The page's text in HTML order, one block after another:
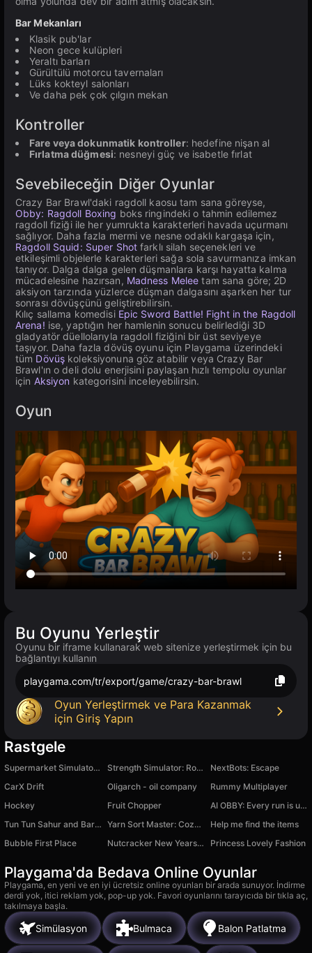
Bar Mekanları
Klasik pub'lar
Neon gece kulüpleri
Yeraltı barları
Gürültülü motorcu tavernaları
Lüks kokteyl salonları
Ve daha pek çok çılgın mekan
Kontroller
Fare veya dokunmatik kontroller: hedefine nişan al
Fırlatma düğmesi: nesneyi güç ve isabetle fırlat
Sevebileceğin Diğer Oyunlar
Crazy Bar Brawl'daki ragdoll kaosu tam sana göreyse,
Obby: Ragdoll Boxing boks ringindeki o tahmin edilemez
ragdoll fiziği ile her yumrukta karakterleri havada uçurmanı
sağlıyor. Daha fazla mermi ve nesne odaklı kargaşa için,
Ragdoll Squid: Super Shot farklı silah seçenekleri ve
etkileşimli objelerle karakterleri sağa sola savurmanıza imkan
tanıyor. Dalga dalga gelen düşmanlara karşı hayatta kalma
mücadelesine hazırsan, Madness Melee tam sana göre; 2D
aksiyon tarzında yüzlerce düşman dalgasını aşarken her tur
sonrası dövüşçünü geliştirebilirsin.
Kılıç sallama komedisi Epic Sword Battle! Fight in the Ragdoll
Arena! ise, yaptığın her hamlenin sonucu belirlediği 3D
gladyatör düellolarıyla ragdoll fiziğini bir üst seviyeye
taşıyor. Daha fazla dövüş oyunu için Playgama üzerindeki
tüm Dövüş koleksiyonuna göz atabilir veya Crazy Bar
Brawl'ın o deli dolu enerjisini paylaşan hızlı tempolu oyunlar
için Aksiyon kategorisini inceleyebilirsin.
Oyun
Bu Oyunu Yerleştir
Oyunu bir iframe kullanarak web sitenize yerleştirmek için bu
bağlantıyı kullanın
playgama.com/tr/export/game/crazy-bar-brawl
Oyun Yerleştirmek ve Para Kazanmak
için Giriş Yapın
Rastgele
Supermarket Simulator: Toy World Strength Simulator: Robbie +1 per Second!
NextBots: Escape
CarX Drift
Oligarch - oil company
Rummy Multiplayer
Hockey
Fruit Chopper
AI OBBY: Every run is unique
Tun Tun Sahur and Barry's Prison
Yarn Sort Master: Cozy Thread Jam
Help me find the items
Bubble First Place
Nutcracker New Years Adventures Princess Lovely Fashion
Playgama'da Bedava Online Oyunlar
Playgama, en yeni ve en iyi ücretsiz online oyunları bir arada sunuyor. İndirme
derdi yok, itici reklam yok, pop-up yok. Favori oyunlarını tarayıcıda bir tıkla aç,
takılmaya başla.
Simülasyon Bulmaca Balon Patlatma